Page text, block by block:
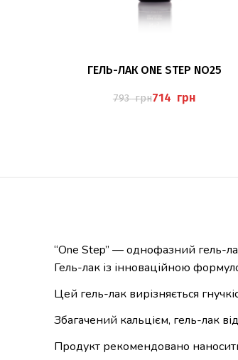
ЧИТАТИ ДАЛІ
ГЕЛЬ-ЛАК ONE STEP NO25
793грн714 грн
“One Step” — однофазний гель-
Гель-лак із інноваційною
Цей гель-лак вирізняється
Збагачений кальцієм, гель-лак
Продукт рекомендовано